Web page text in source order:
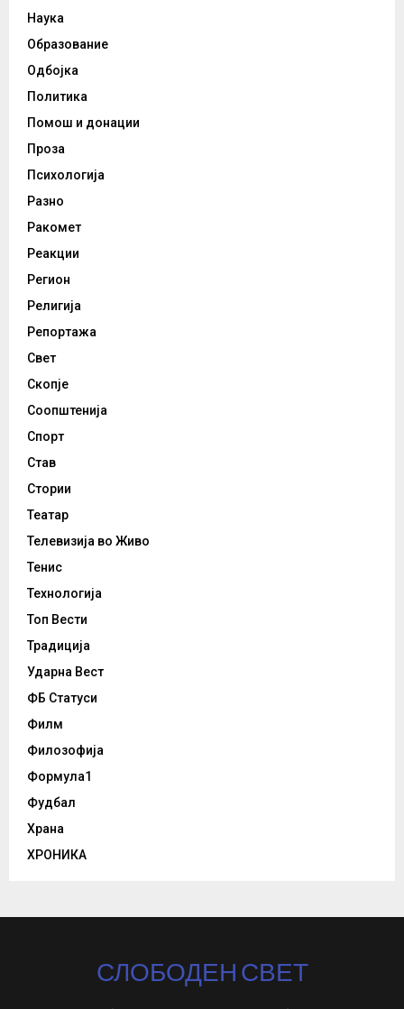
Наука
Образование
Одбојка
Политика
Помош и донации
Проза
Психологија
Разно
Ракомет
Реакции
Регион
Религија
Репортажа
Свет
Скопје
Соопштенија
Спорт
Став
Стории
Театар
Телевизија во Живо
Тенис
Технологија
Топ Вести
Традиција
Ударна Вест
ФБ Статуси
Филм
Филозофија
Формула1
Фудбал
Храна
ХРОНИКА
СЛОБОДЕН СВЕТ